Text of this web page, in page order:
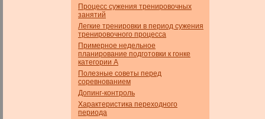
Процесс сужения тренировочных
занятий
Легкие тренировки в период сужения
тренировочного процесса
Примерное недельное
планирование подготовки к гонке
категории А
Полезные советы перед
соревнованием
Допинг-контроль
Характеристика переходного
периода